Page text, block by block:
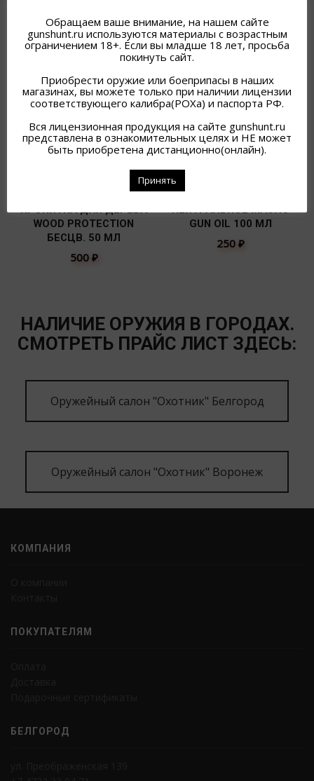
ПОХОЖИЕ ТОВАРЫ
ПРОПИТКА ДЛЯ ДЕРЕВА
WOOD PROTECTION
БЕСЦВ. 50 МЛ
500 ₽
НЕЙТРАЛЬНОЕ МАСЛО
GUN OIL 100 МЛ
250 ₽
НАЛИЧИЕ ОРУЖИЯ В ГОРОДАХ.
СМОТРЕТЬ ПРАЙС ЛИСТ ЗДЕСЬ:
Оружейный салон "Охотник" Белгород
Оружейный салон "Охотник" Воронеж
КОМПАНИЯ
ПОКУПАТЕЛЯМ
БЕЛГОРОД
Обращаем ваше внимание, на нашем сайте
gunshunt.ru используются материалы с возрастным
ограничением 18+. Если вы младше 18 лет, просьба
покинуть сайт.
Приобрести оружие или боеприпасы в наших
магазинах, вы можете только при наличии лицензии
соответствующего калибра(РОХа) и паспорта РФ.
Вся лицензионная продукция на сайте gunshunt.ru
представлена в ознакомительных целях и НЕ может
быть приобретена дистанционно(онлайн).
Принять